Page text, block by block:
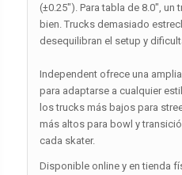
(±0.25″). Para tabla de 8.0″, un
bien. Trucks demasiado
desequilibran el setup y
Independent ofrece una
para adaptarse a cualquier
los trucks más bajos para
más altos para bowl y
cada skater.
Disponible online y en tienda